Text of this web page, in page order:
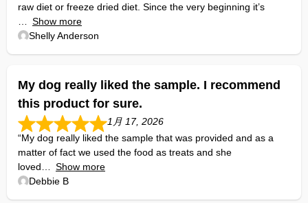
raw diet or freeze dried diet. Since the very beginning it’s
Show more
Shelly Anderson
My dog really liked the sample. I recommend
this product for sure.
1月 17, 2026
“My dog really liked the sample that was provided and as a
matter of fact we used the food as treats and she
loved
Show more
Debbie B